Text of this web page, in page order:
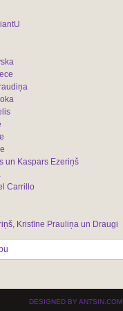
un Kaspars Ezeriņš
Carrillo
Kristīne Prauliņa un Draugi
DESIGNED BY ANTSIN.COM